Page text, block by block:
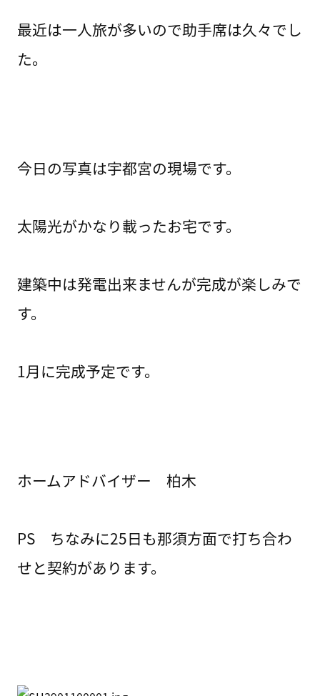
最近は一人旅が多いので助手席は久々でし
た。
今日の写真は宇都宮の現場です。
太陽光がかなり載ったお宅です。
建築中は発電出来ませんが完成が楽しみで
す。
1月に完成予定です。
ホームアドバイザー 柏木
PS ちなみに25日も那須方面で打ち合わ
せと契約があります。